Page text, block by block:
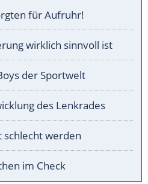
für Aufruhr!
wirklich sinnvoll ist
der Sportwelt
des Lenkrades
schlecht werden
im Check